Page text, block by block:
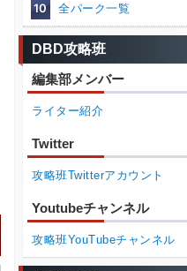
10 全パーク一覧
DBD攻略班
編集部メンバー
ライター紹介
Twitter
攻略班Twitterアカウント
Youtubeチャンネル
攻略班YouTubeチャンネル